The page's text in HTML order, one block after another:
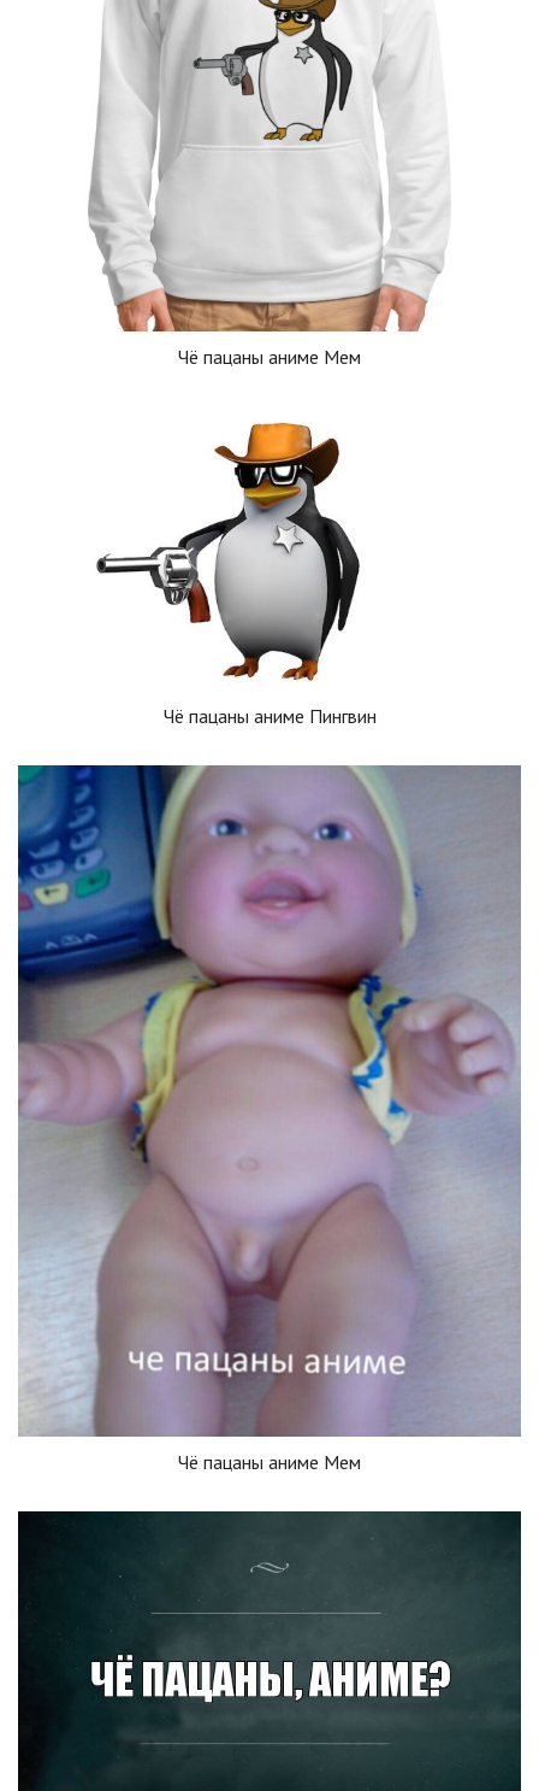
Чё пацаны аниме Мем
Чё пацаны аниме Пингвин
Чё пацаны аниме Мем